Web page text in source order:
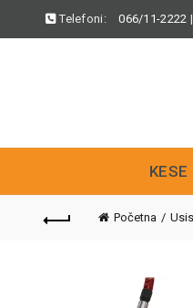
Telefoni: 066/11-2222
Početna